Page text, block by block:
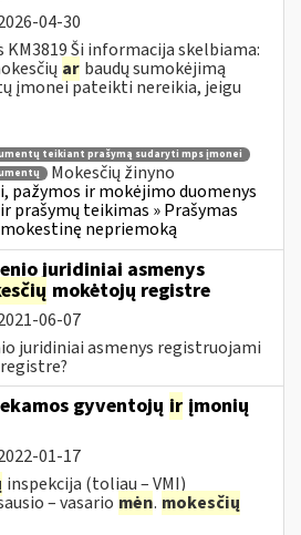
04-30
Ši informacija skelbiama:
ar baudų sumokėjimą
įmonei pateikti nereikia, jeigu
teikiant prašymą sudaryti mps įmonei
Mokesčių žinyno
pažymos ir mokėjimo duomenys
prašymų teikimas » Prašymas
nepriemoką
juridiniai asmenys
mokėtojų registre
06-07
juridiniai asmenys registruojami
gyventojų ir įmonių
01-17
inspekcija (toliau – VMI)
– vasario mėn. mokesčių